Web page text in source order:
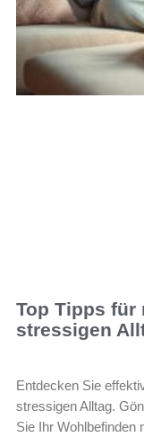
Top Tipps für
stressigen
Entdecken Sie
stressigen Alltag.
Sie Ihr Wohlbefinden